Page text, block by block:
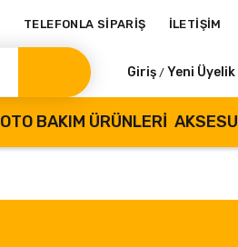
TELEFONLA SİPARİŞ İLETİŞİM
Giriş / Yeni Üyelik
OTO BAKIM ÜRÜNLERI